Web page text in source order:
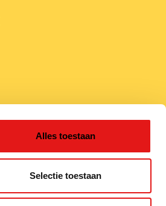
Alles toestaan
Selectie toestaan